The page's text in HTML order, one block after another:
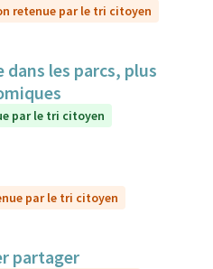
retenue par le tri citoyen
les parcs, plus
par le tri citoyen
par le tri citoyen
partager